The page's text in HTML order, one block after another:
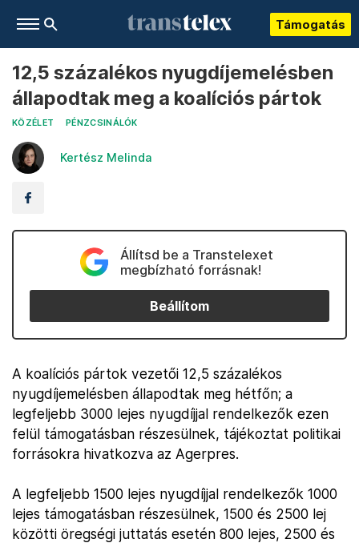
Támogatás
12,5 százalékos nyugdíjemelésben
állapodtak meg a koalíciós pártok
KÖZÉLET PÉNZCSINÁLÓK
Kertész Melinda
Állítsd be a Transtelexet
megbízható forrásnak!
Beállítom
A koalíciós pártok vezetői 12,5 százalékos
nyugdíjemelésben állapodtak meg hétfőn; a
legfeljebb 3000 lejes nyugdíjjal rendelkezők ezen
felül támogatásban részesülnek, tájékoztat politikai
forrásokra hivatkozva az Agerpres.
A legfeljebb 1500 lejes nyugdíjjal rendelkezők 1000
lejes támogatásban részesülnek, 1500 és 2500 lej
közötti öregségi juttatás esetén 800 lejes, 2500 és